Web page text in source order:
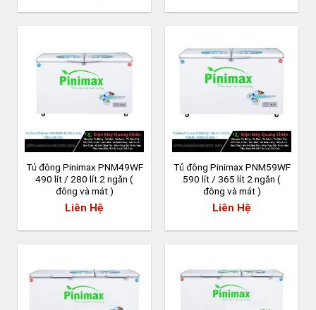
Tủ đông Pinimax PNM49WF
490 lít / 280 lít 2 ngăn (
đông và mát )
Liên Hệ
Tủ đông Pinimax PNM59WF
590 lít / 365 lít 2 ngăn (
đông và mát )
Liên Hệ